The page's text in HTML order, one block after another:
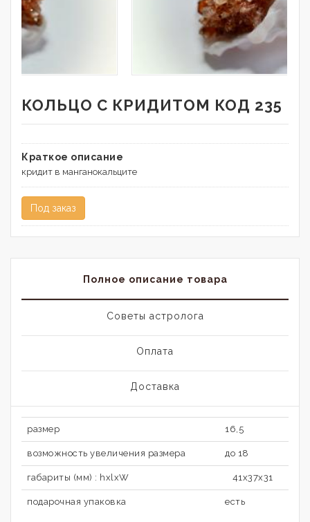
КОЛЬЦО С КРИДИТОМ КОД 235
Краткое описание
кридит в манганокальците
Под заказ
Полное описание товара
Советы астролога
Оплата
Доставка
размер 16,5
возможность увеличения размера до 18
габариты (мм) : hxlxW 41х37х31
подарочная упаковка есть